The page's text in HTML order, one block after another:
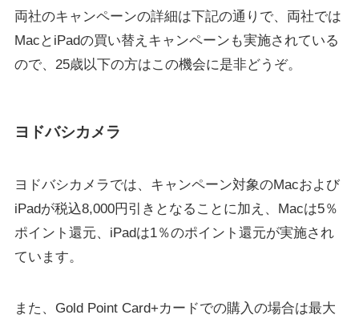
両社のキャンペーンの詳細は下記の通りで、両社では
MacとiPadの買い替えキャンペーンも実施されている
ので、25歳以下の方はこの機会に是非どうぞ。
ヨドバシカメラ
ヨドバシカメラでは、キャンペーン対象のMacおよび
iPadが税込8,000円引きとなることに加え、Macは5％
ポイント還元、iPadは1％のポイント還元が実施され
ています。
また、Gold Point Card+カードでの購入の場合は最大